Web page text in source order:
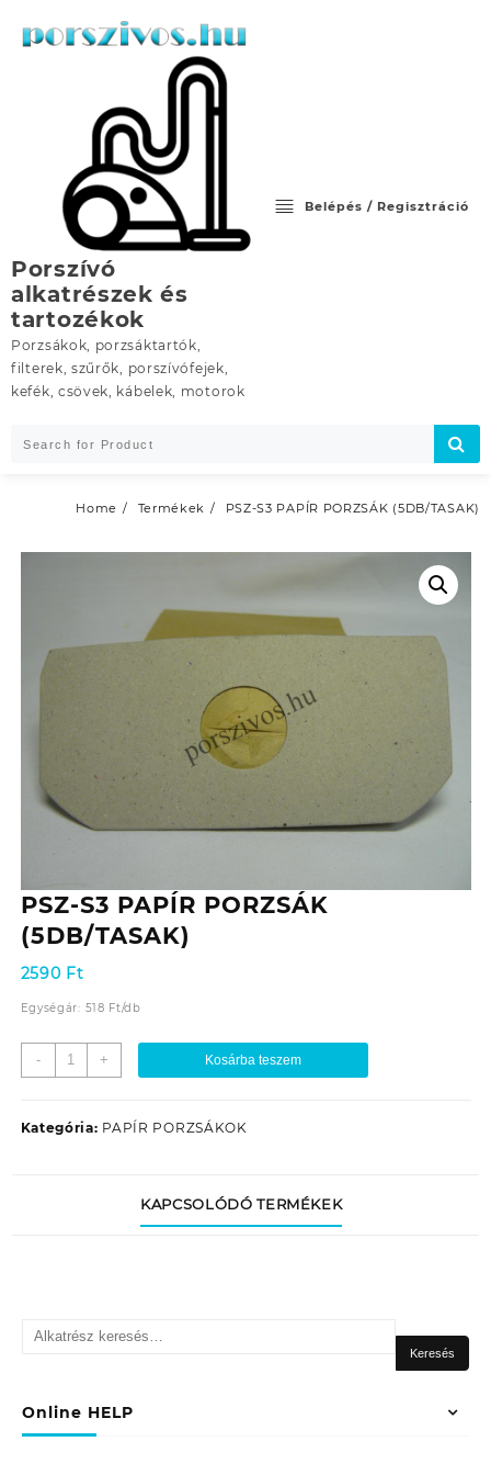
Porszívó
alkatrészek és
tartozékok
Porzsákok, porzsáktartók,
filterek, szűrők, porszívófejek,
kefék, csövek, kábelek, motorok
Belépés / Regisztráció
Home Termékek PSZ-S3 PAPÍR PORZSÁK (5DB/TASAK)
PSZ-S3 PAPÍR PORZSÁK
(5DB/TASAK)
2590 Ft
Egységár: 518 Ft/db
-
PSZ-
S3
PORZSÁK
+ Kosárba teszem
Kategória: PAPÍR PORZSÁKOK
KAPCSOLÓDÓ TERMÉKEK
Keresés
Keresés
Online HELP